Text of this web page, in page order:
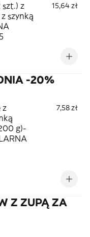
szt.) z
szynką
15,64 zł
-20%
z
g)-
7,58 zł
Z ZUPĄ ZA